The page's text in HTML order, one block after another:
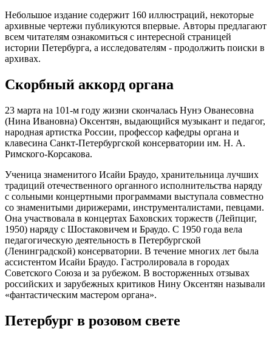
Небольшое издание содержит 160 иллюстраций, некоторые
архивные чертежи публикуются впервые. Авторы предлагают
всем читателям ознакомиться с интересной страницей
истории Петербурга, а исследователям - продолжить поиски в
архивах.
Скорбный аккорд органа
23 марта на 101-м году жизни скончалась Нунэ Ованесовна
(Нина Ивановна) Оксентян, выдающийся музыкант и педагог,
народная артистка России, профессор кафедры органа и
клавесина Санкт-Петербургской консерватории им. Н. А.
Римского-Корсакова.
Ученица знаменитого Исайи Браудо, хранительница лучших
традиций отечественного органного исполнительства наряду
с сольными концертными программами выступала совместно
со знаменитыми дирижерами, инструменталистами, певцами.
Она участвовала в концертах Баховских торжеств (Лейпциг,
1950) наряду с Шостаковичем и Браудо. С 1950 года вела
педагогическую деятельность в Петербургской
(Ленинградской) консерватории. В течение многих лет была
ассистентом Исайи Браудо. Гастролировала в городах
Советского Союза и за рубежом. В восторженных отзывах
российских и зарубежных критиков Нину Оксентян называли
«фантастическим мастером органа».
Петербург в розовом свете